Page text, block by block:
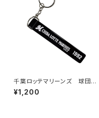
千葉ロッテマリーンズ 球団ホ
テルキーホルダー
¥1,200